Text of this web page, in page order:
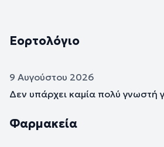
Εορτολόγιο
9 Αυγούστου 2026
Δεν υπάρχει καμία πολύ γνωστή
Φαρμακεία